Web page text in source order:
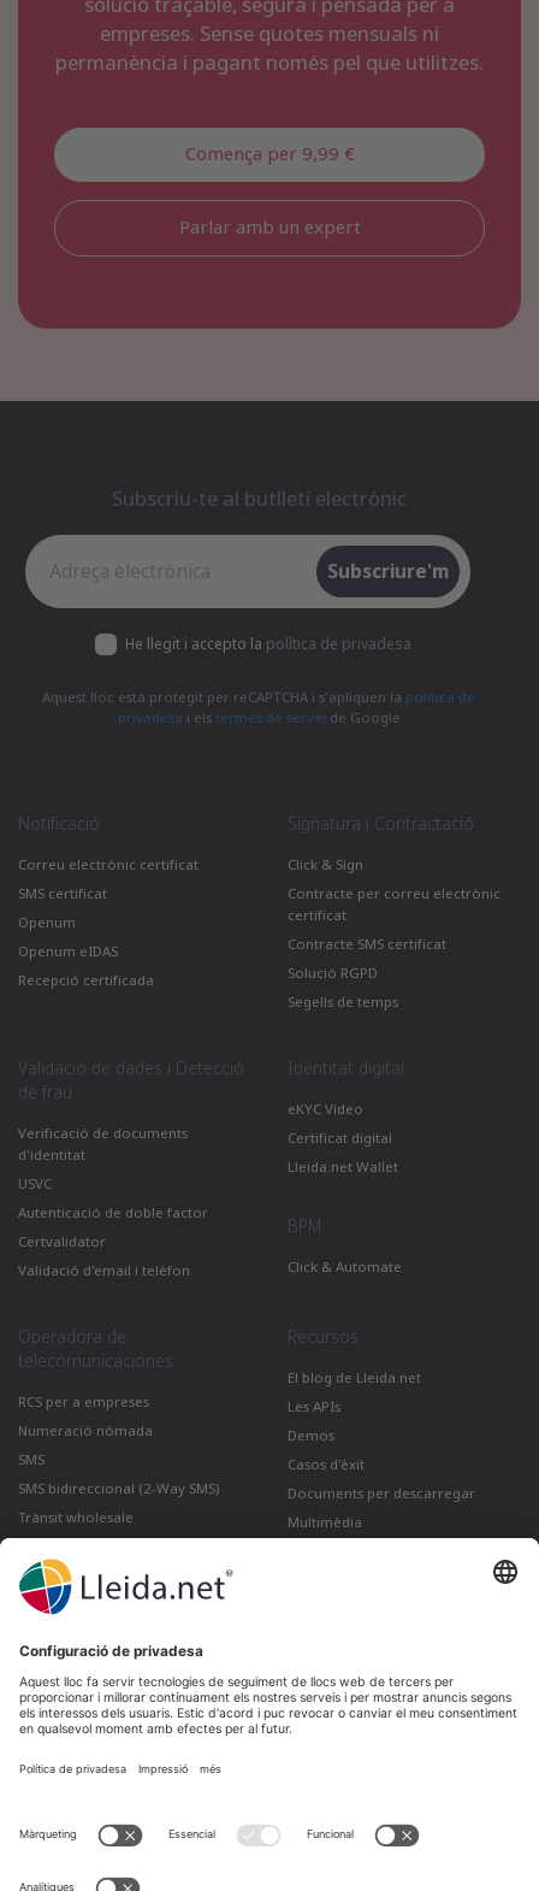
empreses. Sense quotes mensuals ni
permanència i pagant només pel que utilitzes.
Comença per 9,99 €
Parlar amb un expert
Subscriu-te al butlletí electrònic
Subscriure'm
He llegit i accepto la política de privadesa
Aquest lloc està protegit per reCAPTCHA i s'apliquen la política de
privadesa i elstermes de servei de Google
Notificació
Correu electrònic certificat
SMS certificat
Openum
Openum eIDAS
Recepció certificada
Signatura i Contractació
Click & Sign
Contracte per correu electrònic
certificat
Contracte SMS certificat
Solució RGPD
Segells de temps
Validació de dades i Detecció
de frau
Verificació de documents
d'identitat
USVC
Autenticació de doble factor
Certvalidator
Validació d'email i telèfon
Identitat digital
eKYC Vídeo
Certificat digital
Lleida.net Wallet
BPM
Click & Automate
Operadora de
telecomunicaciones
RCS per a empreses
Numeració nòmada
SMS
SMS bidireccional (2-Way SMS)
Trànsit wholesale
Recursos
El blog de Lleida.net
Les APIs
Demos
Casos d'èxit
Documents per descarregar
Multimèdia
Lleida · Madrid · València · São Paulo · Bogotá ·
Santiago de Chile · Dubai · Santo Domingo ·
Lima
Ir a TwitterIr a facebookIr a YouTubeIr a Instagram
Avís Legal Condicions de venda